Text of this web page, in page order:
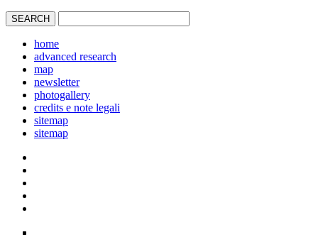
home
advanced research
map
newsletter
photogallery
credits e note legali
sitemap
sitemap